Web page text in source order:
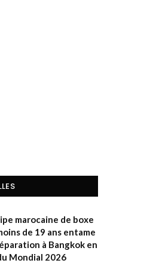
marocaine de boxe
de 19 ans entame
à Bangkok en
Mondial 2026